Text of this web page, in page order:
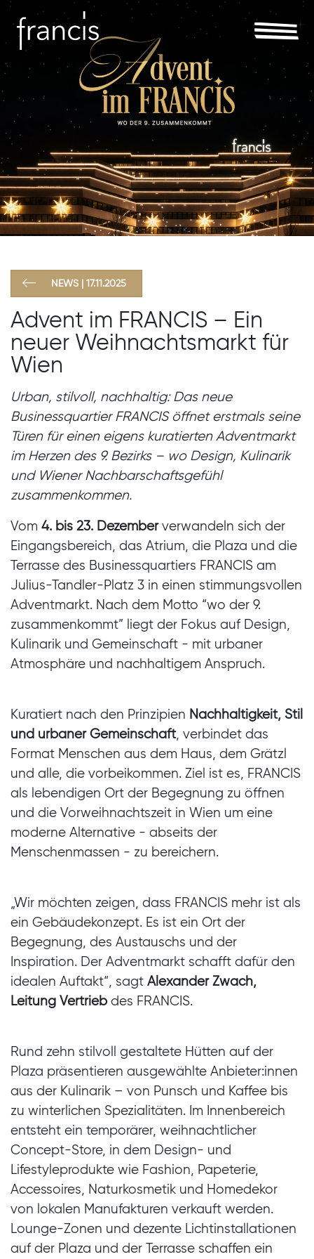
NEWS | 17.11.2025
Advent im FRANCIS – Ein
neuer Weihnachtsmarkt für
Wien
Urban, stilvoll, nachhaltig: Das neue
Businessquartier FRANCIS öffnet erstmals seine
Türen für einen eigens kuratierten Adventmarkt
im Herzen des 9. Bezirks – wo Design, Kulinarik
und Wiener Nachbarschaftsgefühl
zusammenkommen.
Vom 4. bis 23. Dezemberverwandeln sich der
Eingangsbereich, das Atrium, die Plaza und die
Terrasse des Businessquartiers FRANCIS am
Julius-Tandler-Platz 3 in einen stimmungsvollen
Adventmarkt. Nach dem Motto “wo der 9.
zusammenkommt” liegt der Fokus auf Design,
Kulinarik und Gemeinschaft - mit urbaner
Atmosphäre und nachhaltigem Anspruch.
Kuratiert nach den Prinzipien Nachhaltigkeit, Stil
und urbaner Gemeinschaft, verbindet das
Format Menschen aus dem Haus, dem Grätzl
und alle, die vorbeikommen. Ziel ist es, FRANCIS
als lebendigen Ort der Begegnung zu öffnen
und die Vorweihnachtszeit in Wien um eine
moderne Alternative - abseits der
Menschenmassen - zu bereichern.
„Wir möchten zeigen, dass FRANCIS mehr ist als
ein Gebäudekonzept. Es ist ein Ort der
Begegnung, des Austauschs und der
Inspiration. Der Adventmarkt schafft dafür den
idealen Auftakt“, sagt Alexander Zwach,
Leitung Vertrieb des FRANCIS.
Rund zehn stilvoll gestaltete Hütten auf der
Plaza präsentieren ausgewählte Anbieter:innen
aus der Kulinarik – von Punsch und Kaffee bis
zu winterlichen Spezialitäten. Im Innenbereich
entsteht ein temporärer, weihnachtlicher
Concept-Store, in dem Design- und
Lifestyleprodukte wie Fashion, Papeterie,
Accessoires, Naturkosmetik und Homedekor
von lokalen Manufakturen verkauft werden.
Lounge-Zonen und dezente Lichtinstallationen
auf der Plaza und der Terrasse schaffen ein